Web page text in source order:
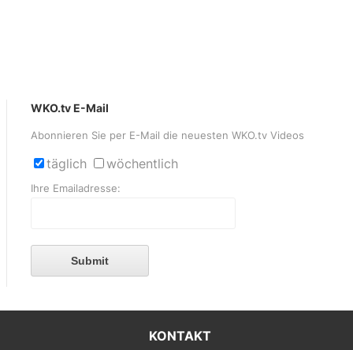
WKO.tv E-Mail
Abonnieren Sie per E-Mail die neuesten WKO.tv Videos
täglich wöchentlich
Ihre Emailadresse:
Submit
KONTAKT